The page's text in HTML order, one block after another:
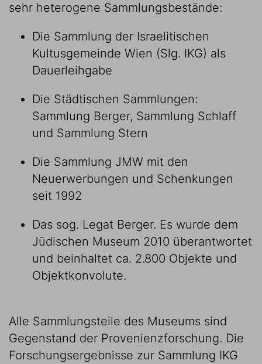
sehr heterogene Sammlungsbestände:
Die Sammlung der Israelitischen
Kultusgemeinde Wien (Slg. IKG) als
Dauerleihgabe
Die Städtischen Sammlungen:
Sammlung Berger, Sammlung Schlaff
und Sammlung Stern
Die Sammlung JMW mit den
Neuerwerbungen und Schenkungen
seit 1992
Das sog. Legat Berger. Es wurde dem
Jüdischen Museum 2010 überantwortet
und beinhaltet ca. 2.800 Objekte und
Objektkonvolute.
Alle Sammlungsteile des Museums sind
Gegenstand der Provenienzforschung. Die
Forschungsergebnisse zur Sammlung IKG